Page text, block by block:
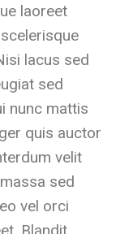
laoreet
lacus sed
sed
nunc mattis
quis auctor
velit
sed
vel orci
Blandit